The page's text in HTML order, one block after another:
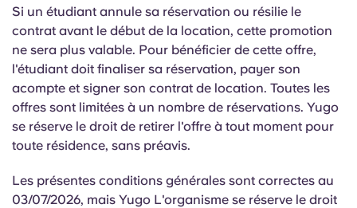
Si un étudiant annule sa réservation ou résilie le
contrat avant le début de la location, cette promotion
ne sera plus valable. Pour bénéficier de cette offre,
l'étudiant doit finaliser sa réservation, payer son
acompte et signer son contrat de location. Toutes les
offres sont limitées à un nombre de réservations. Yugo
se réserve le droit de retirer l'offre à tout moment pour
toute résidence, sans préavis.
Les présentes conditions générales sont correctes au
03/07/2026, mais Yugo L'organisme se réserve le droit